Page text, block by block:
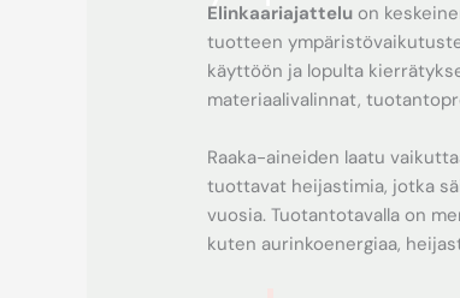
Elinkaariajattelu on
tuotteen
käyttöön ja lopulta
materiaalivalinnat,
Raaka-aineiden laatu
tuottavat heijastimia, jotka
vuosia. Tuotantotavalla on
kuten aurinkoenergiaa,